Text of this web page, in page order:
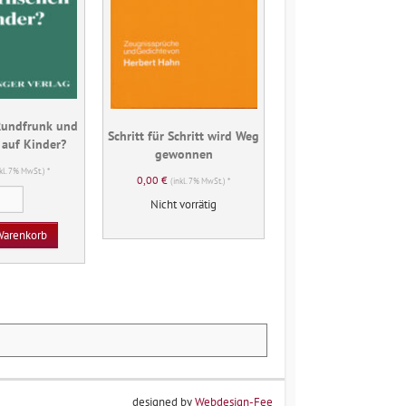
und
Kinder?
7% MwSt.) *
wirken
Rundfrunk
Schritt für Schritt wird Weg
gewonnen
0,00€ (inkl. 7% MwSt.) *
Nicht vorrätig
designed byWebdesign-Fee